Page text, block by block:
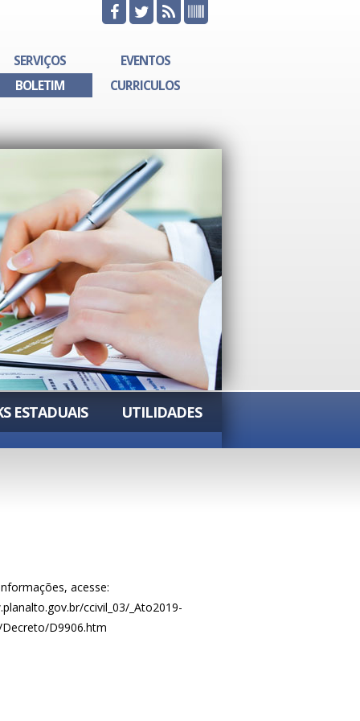
SERVIÇOS
EVENTOS
BOLETIM
CURRICULOS
ESTADUAIS UTILIDADES
acesse:
ccivil_03/_Ato2019-
D9906.htm